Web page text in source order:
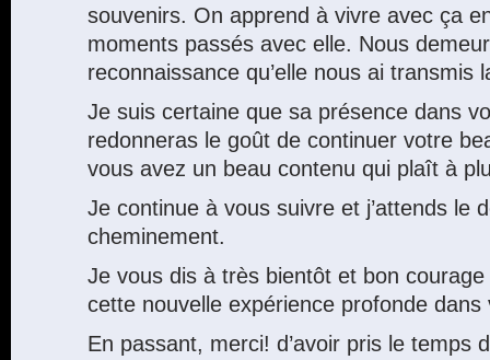
souvenirs. On apprend à vivre avec ça
moments passés avec elle. Nous
reconnaissance qu’elle nous ai transmis
Je suis certaine que sa présence dans
redonneras le goût de continuer votre
vous avez un beau contenu qui plaît à
Je continue à vous suivre et j’attends le
cheminement.
Je vous dis à très bientôt et bon
cette nouvelle expérience profonde dans
En passant, merci! d’avoir pris le temps